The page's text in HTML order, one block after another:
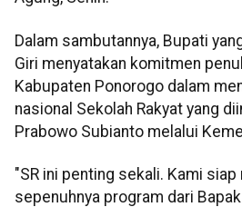
Dalam sambutannya, Bupati
Giri menyatakan komitmen
Kabupaten Ponorogo dalam
nasional Sekolah Rakyat yang
Prabowo Subianto melalui
"SR ini penting sekali. Kami
sepenuhnya program dari